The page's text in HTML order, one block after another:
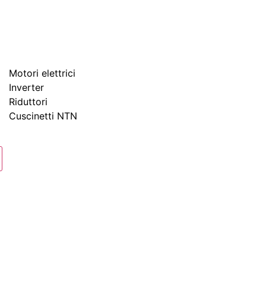
Motori elettrici
Inverter
Riduttori
Cuscinetti NTNProdotti